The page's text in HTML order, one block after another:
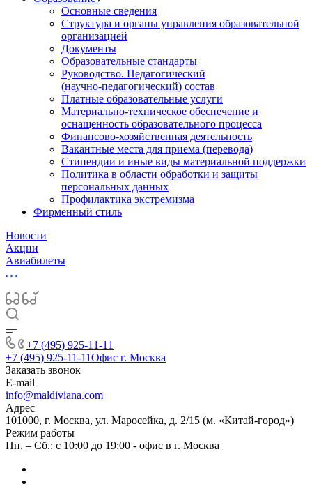
Основные сведения
Структура и органы управления образовательной
организацией
Документы
Образовательные стандарты
Руководство. Педагогический
(научно‑педагогический) состав
Платные образовательные услуги
Материально-техническое обеспечение и
оснащенность образовательного процесса
Финансово-хозяйственная деятельность
Вакантные места для приема (перевода)
Стипендии и иные виды материальной поддержки
Политика в области обработки и защиты
персональных данных
Профилактика экстремизма
Фирменный стиль
Новости
Акции
Авиабилеты
+7 (495) 925-11-11
+7 (495) 925-11-11Офис г. Москва
Заказать звонок
E-mail
info@maldiviana.com
Адрес
101000, г. Москва, ул. Маросейка, д. 2/15 (м. «Китай-город»)
Режим работы
Пн. – Сб.: с 10:00 до 19:00 - офис в г. Москва